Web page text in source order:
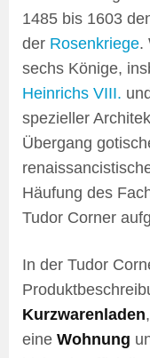
1485 bis 1603
der Rosenkriege.
sechs Könige,
Heinrichs VIII. und
spezieller
Übergang
Häufung des
Tudor Corner
In der Tudor
Kurzwarenladen
eine Wohnung